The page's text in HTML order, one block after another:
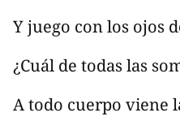
Y juego con los ojos
¿Cuál de todas las
A todo cuerpo viene